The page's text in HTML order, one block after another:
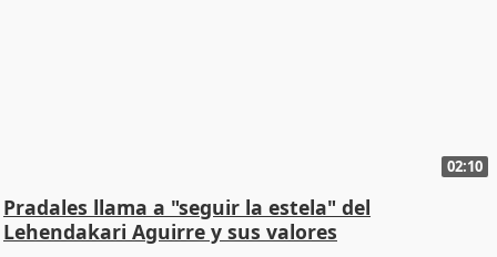
02:10
Pradales llama a "seguir la estela" del
Lehendakari Aguirre y sus valores